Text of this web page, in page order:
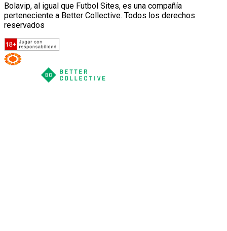
Bolavip, al igual que Futbol Sites, es una compañía
perteneciente a Better Collective. Todos los derechos
reservados